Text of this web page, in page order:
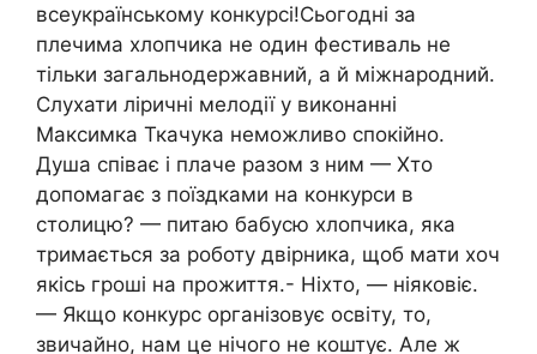
всеукраїнському конкурсі!Сьогодні за
плечима хлопчика не один фестиваль не
тільки загальнодержавний, а й міжнародний.
Слухати ліричні мелодії у виконанні
Максимка Ткачука неможливо спокійно.
Душа співає і плаче разом з ним — Хто
допомагає з поїздками на конкурси в
столицю? — питаю бабусю хлопчика, яка
тримається за роботу двірника, щоб мати хоч
якісь гроші на прожиття.- Ніхто, — ніяковіє.
— Якщо конкурс організовує освіту, то,
звичайно, нам це нічого не коштує. Але ж